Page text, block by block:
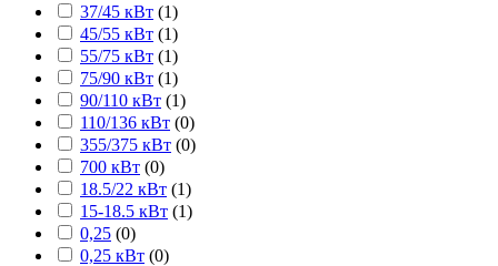
37/45 кВт (1)
45/55 кВт (1)
55/75 кВт (1)
75/90 кВт (1)
90/110 кВт (1)
110/136 кВт (0)
355/375 кВт (0)
700 кВт (0)
18.5/22 кВт (1)
15-18.5 кВт (1)
0,25 (0)
0,25 кВт (0)